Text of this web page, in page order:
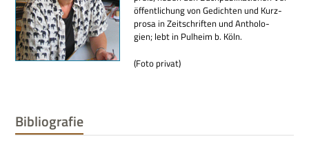
öf­fent­li­chung von Gedich­ten und Kurz­
prosa in Zeit­schrif­ten und Antho­lo­
gien; lebt in Pul­heim b. Köln.
(Foto pri­vat)
Bibliografie